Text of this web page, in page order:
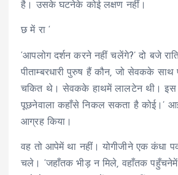
है। उसके घटनेके कोई लक्षण नहीं।
छ में रा ‘
‘आपलोग दर्शन करने नहीं चलेंगे?’ दो बजे
पीताम्बरधारी पुरुष हैं कौन, जो सेवकके
चकित थे। सेवकके हाथमें लालटेन थी। इस
पूछनेवाला कहाँसे निकल सकता है कोई।’
आग्रह किया।
वह तो आपेमें था नहीं। योगीजीने एक कंधा
चले। ‘जहाँतक भीड़ न मिले, वहाँतक पहुँचनेमें